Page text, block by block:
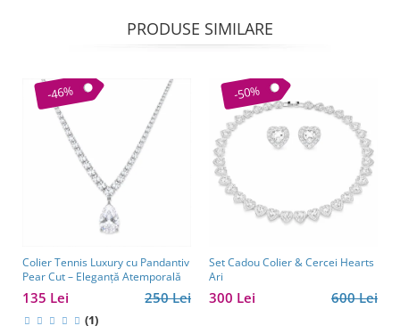
PRODUSE SIMILARE
-46%
Colier Tennis Luxury cu Pandantiv
Pear Cut – Eleganță Atemporală
250 Lei
135 Lei
(1)
-50%
Set Cadou Colier & Cercei Hearts
Ari
600 Lei
300 Lei